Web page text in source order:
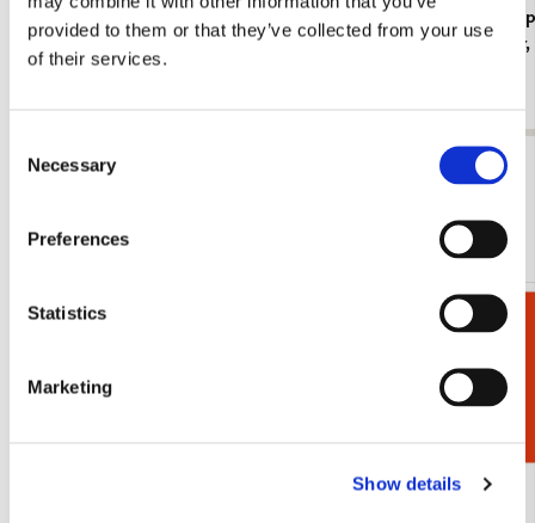
provided to them or that they’ve collected from your use
of their services.
Selection
Necessary
Preferences
Statistics
Marketing
Show details
Koelkastmagneet: Gouache from Leben? oder
Theater? Charlotte Salomon, JHM
Jan
Bekijk alles van Cadeau voor haar
Meer van Museum Prinsenhof Delft
Toevoegen
verlanglijst
Cadeaukiezer